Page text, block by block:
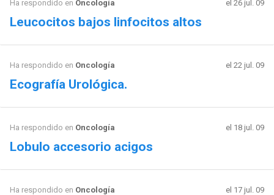
Ha respondido en Oncología el 26 jul. 09
Leucocitos bajos linfocitos altos
Ha respondido en Oncología el 22 jul. 09
Ecografía Urológica.
Ha respondido en Oncología el 18 jul. 09
Lobulo accesorio acigos
Ha respondido en Oncología el 17 jul. 09